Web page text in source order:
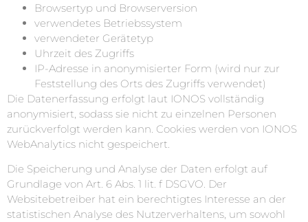
Browsertyp und Browserversion
verwendetes Betriebssystem
verwendeter Gerätetyp
Uhrzeit des Zugriffs
IP-Adresse in anonymisierter Form (wird nur zur
Feststellung des Orts des Zugriffs verwendet)
Die Datenerfassung erfolgt laut IONOS vollständig
anonymisiert, sodass sie nicht zu einzelnen Personen
zurückverfolgt werden kann. Cookies werden von IONOS
WebAnalytics nicht gespeichert.
Die Speicherung und Analyse der Daten erfolgt auf
Grundlage von Art. 6 Abs. 1 lit. f DSGVO. Der
Websitebetreiber hat ein berechtigtes Interesse an der
statistischen Analyse des Nutzerverhaltens, um sowohl